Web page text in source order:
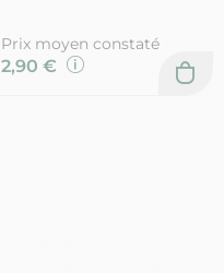
Prix moyen constaté
2,90 €